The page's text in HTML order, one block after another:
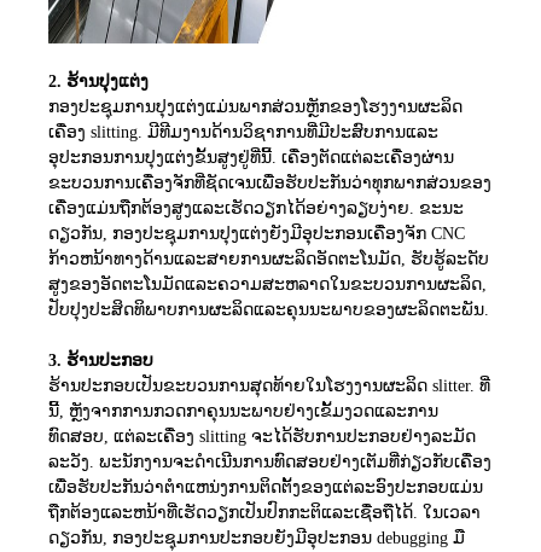
2. ຮ້ານປຸງແຕ່ງ
ກອງປະຊຸມການປຸງແຕ່ງແມ່ນພາກສ່ວນຫຼັກຂອງໂຮງງານຜະລິດ
ເຄື່ອງ slitting. ມີທີມງານດ້ານວິຊາການທີ່ມີປະສົບການແລະ
ອຸປະກອນການປຸງແຕ່ງຂັ້ນສູງຢູ່ທີ່ນີ້. ເຄື່ອງຕັດແຕ່ລະເຄື່ອງຜ່ານ
ຂະບວນການເຄື່ອງຈັກທີ່ຊັດເຈນເພື່ອຮັບປະກັນວ່າທຸກພາກສ່ວນຂອງ
ເຄື່ອງແມ່ນຖືກຕ້ອງສູງແລະເຮັດວຽກໄດ້ອຍ່າງລຽບງ່າຍ. ຂະນະ
ດຽວກັນ, ກອງປະຊຸມການປຸງແຕ່ງຍັງມີອຸປະກອນເຄື່ອງຈັກ CNC
ກ້າວຫນ້າທາງດ້ານແລະສາຍການຜະລິດອັດຕະໂນມັດ, ຮັບຮູ້ລະດັບ
ສູງຂອງອັດຕະໂນມັດແລະຄວາມສະຫລາດໃນຂະບວນການຜະລິດ,
ປັບປຸງປະສິດທິພາບການຜະລິດແລະຄຸນນະພາບຂອງຜະລິດຕະພັນ.
3. ຮ້ານປະກອບ
ຮ້ານປະກອບເປັນຂະບວນການສຸດທ້າຍໃນໂຮງງານຜະລິດ slitter. ທີ່
ນີ້, ຫຼັງຈາກການກວດກາຄຸນນະພາບຢ່າງເຂັ້ມງວດແລະການ
ທົດສອບ, ແຕ່ລະເຄື່ອງ slitting ຈະໄດ້ຮັບການປະກອບຢ່າງລະມັດ
ລະວັງ. ພະນັກງານຈະດໍາເນີນການທົດສອບຢ່າງເຕັມທີ່ກ່ຽວກັບເຄື່ອງ
ເພື່ອຮັບປະກັນວ່າຕໍາແຫນ່ງການຕິດຕັ້ງຂອງແຕ່ລະອົງປະກອບແມ່ນ
ຖືກຕ້ອງແລະຫນ້າທີ່ເຮັດວຽກເປັນປົກກະຕິແລະເຊື່ອຖືໄດ້. ໃນເວລາ
ດຽວກັນ, ກອງປະຊຸມການປະກອບຍັງມີອຸປະກອນ debugging ມື